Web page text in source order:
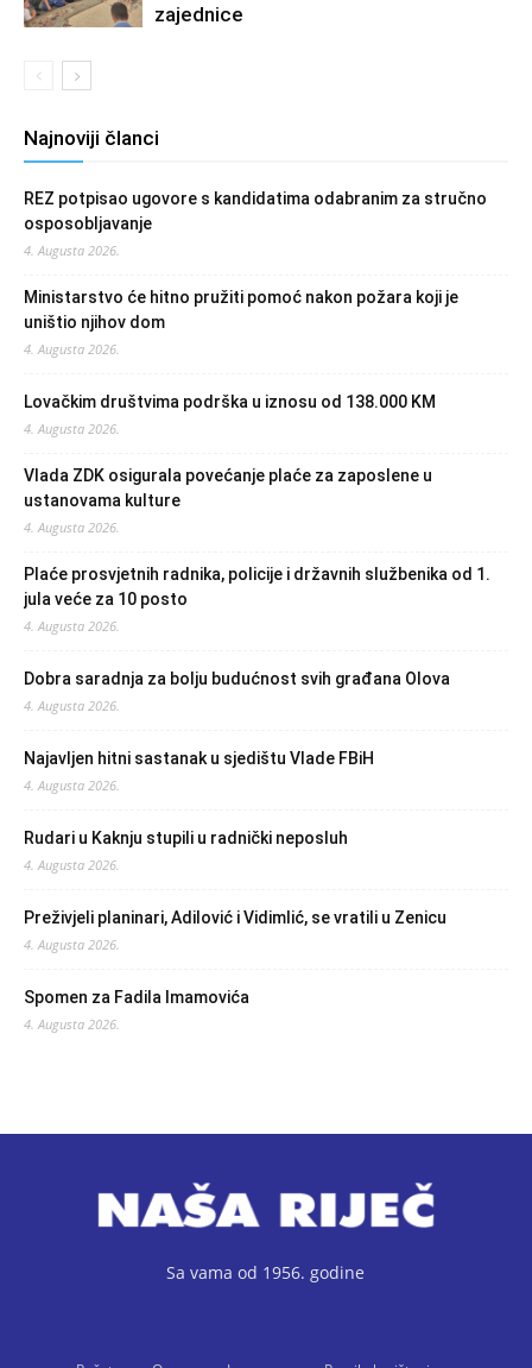
zajednice
Najnoviji članci
REZ potpisao ugovore s kandidatima odabranim za stručno
osposobljavanje
4. Augusta 2026.
Ministarstvo će hitno pružiti pomoć nakon požara koji je
uništio njihov dom
4. Augusta 2026.
Lovačkim društvima podrška u iznosu od 138.000 KM
4. Augusta 2026.
Vlada ZDK osigurala povećanje plaće za zaposlene u
ustanovama kulture
4. Augusta 2026.
Plaće prosvjetnih radnika, policije i državnih službenika od 1.
jula veće za 10 posto
4. Augusta 2026.
Dobra saradnja za bolju budućnost svih građana Olova
4. Augusta 2026.
Najavljen hitni sastanak u sjedištu Vlade FBiH
4. Augusta 2026.
Rudari u Kaknju stupili u radnički neposluh
4. Augusta 2026.
Preživjeli planinari, Adilović i Vidimlić, se vratili u Zenicu
4. Augusta 2026.
Spomen za Fadila Imamovića
4. Augusta 2026.
Sa vama od 1956. godine